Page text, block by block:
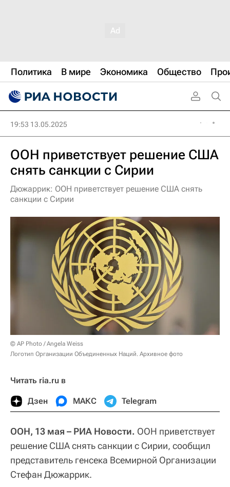
Политика В мире Экономика Общество
19:53 13.05.2025
ООН приветствует решение США
снять санкции с Сирии
Дюжаррик: ООН приветствует решение США снять
санкции с Сирии
© AP Photo / Angela Weiss
Логотип Организации Объединенных Наций. Архивное фото
Читать ria.ru в
Дзен МАКС Telegram
ООН, 13 мая – РИА Новости. ООН приветствует
решение США снять санкции с Сирии, сообщил
представитель генсека Всемирной Организации
Стефан Дюжаррик.